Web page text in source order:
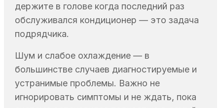
держите в голове когда последний раз
обслуживался кондиционер — это задача
подрядчика.
Шум и слабое охлаждение — в
большинстве случаев диагностируемые и
устранимые проблемы. Важно не
игнорировать симптомы и не ждать, пока